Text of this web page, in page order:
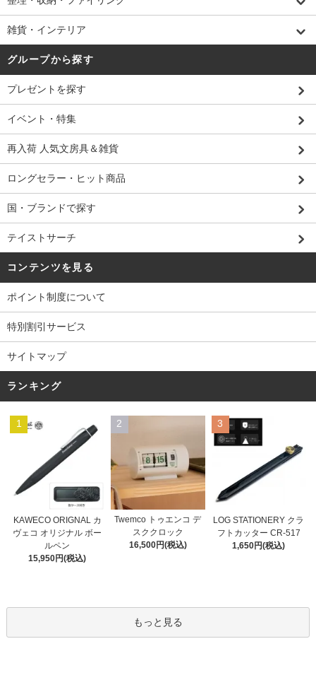
雑貨・インテリア
グループから探す
プレゼントを探す
イベント・特集
再入荷 人気文房具＆雑貨
ロングセラー・ヒット商品
国・ブランドで探す
テイストサーチ
コンテンツを見る
ポイント制度について
特別割引サービス
サイトマップ
ランキング
1
KAWECO ORIGNAL カ
ヴェコ オリジナル ボー
ルペン
15,950円(税込)
2
Twemco トゥエンコ デ
スククロック
16,500円(税込)
3
LOG STATIONERY クラ
フトカッター CR-517
1,650円(税込)
もっと見る